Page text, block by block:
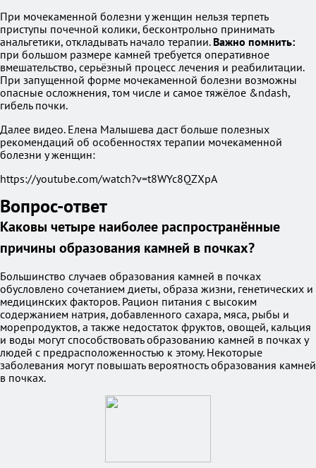
При мочекаменной болезни у женщин нельзя терпеть
приступы почечной колики, бесконтрольно принимать
анальгетики, откладывать начало терапии. Важно помнить:
при большом размере камней требуется оперативное
вмешательство, серьёзный процесс лечения и реабилитации.
При запущенной форме мочекаменной болезни возможны
опасные осложнения, том числе и самое тяжёлое &ndash,
гибель почки.
Далее видео. Елена Малышева даст больше полезных
рекомендаций об особенностях терапии мочекаменной
болезни у женщин:
https://youtube.com/watch?v=t8WYc8QZXpA
Вопрос-ответ
Каковы четыре наиболее распространённые
причины образования камней в почках?
Большинство случаев образования камней в почках
обусловлено сочетанием диеты, образа жизни, генетических и
медицинских факторов. Рацион питания с высоким
содержанием натрия, добавленного сахара, мяса, рыбы и
морепродуктов, а также недостаток фруктов, овощей, кальция
и воды могут способствовать образованию камней в почках у
людей с предрасположенностью к этому. Некоторые
заболевания могут повышать вероятность образования камней
в почках.